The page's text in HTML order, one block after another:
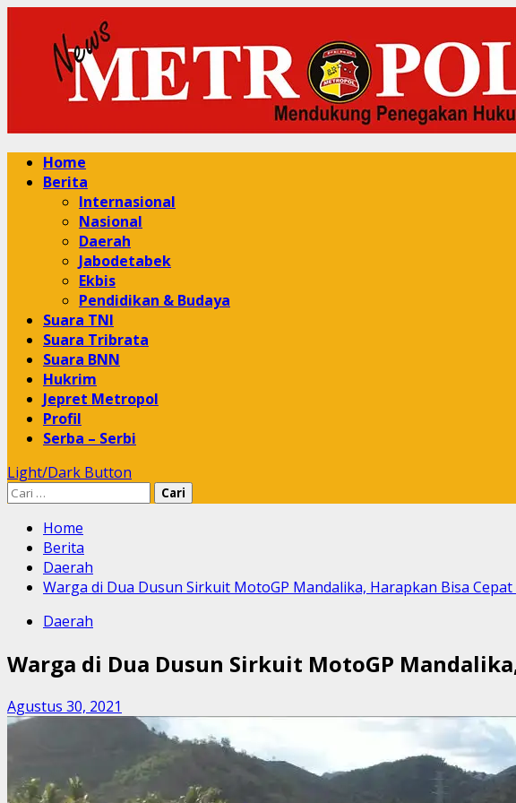
content
Primary
Menu
Home
Berita
Internasional
Nasional
Daerah
Jabodetabek
Ekbis
Pendidikan & Budaya
Suara TNI
Suara Tribrata
Suara BNN
Hukrim
Jepret Metropol
Profil
Serba – Serbi
Light/Dark Button
Cari
Home
Berita
Daerah
Warga di Dua Dusun Sirkuit MotoGP Mandalika, Harapkan Bisa
Daerah
Warga di Dua Dusun Sirkuit MotoGP
Agustus 30, 2021